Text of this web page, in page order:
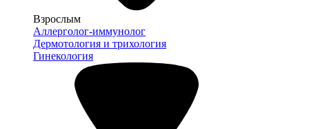
Взрослым
Аллерголог-иммунолог
Дермотология и трихология
Гинекология